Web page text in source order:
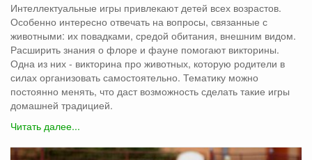
Интеллектуальные игры привлекают детей всех возрастов.
Особенно интересно отвечать на вопросы, связанные с
животными: их повадками, средой обитания, внешним видом.
Расширить знания о флоре и фауне помогают викторины.
Одна из них - викторина про животных, которую родители в
силах организовать самостоятельно. Тематику можно
постоянно менять, что даст возможность сделать такие игры
домашней традицией.
Читать далее...